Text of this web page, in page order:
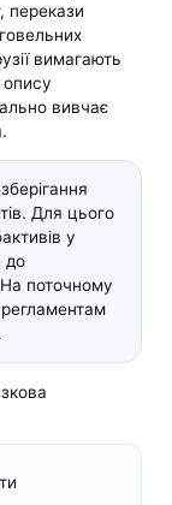
перекази
вимагають
опису
вивчає
Для цього
у
до
На поточному
регламентам